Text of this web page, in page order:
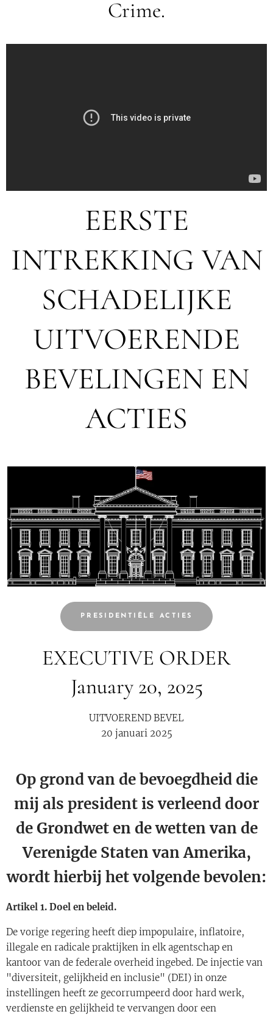
Crime.
EERSTE
INTREKKING VAN
SCHADELIJKE
UITVOERENDE
BEVELINGEN EN
ACTIES
PRESIDENTIËLE ACTIES
EXECUTIVE ORDER
January 20, 2025
UITVOEREND BEVEL
20 januari 2025
Op grond van de bevoegdheid die
mij als president is verleend door
de Grondwet en de wetten van de
Verenigde Staten van Amerika,
wordt hierbij het volgende bevolen:
Artikel 1. Doel en beleid.
De vorige regering heeft diep impopulaire, inflatoire,
illegale en radicale praktijken in elk agentschap en
kantoor van de federale overheid ingebed. De injectie van
"diversiteit, gelijkheid en inclusie" (DEI) in onze
instellingen heeft ze gecorrumpeerd door hard werk,
verdienste en gelijkheid te vervangen door een